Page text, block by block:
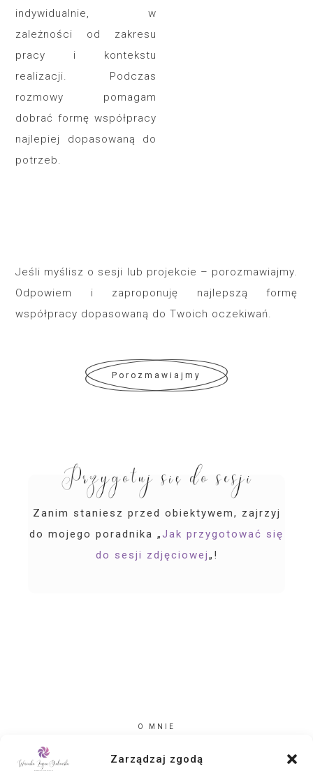
Zarządzaj zgodą
indywidualnie, w
zależności od zakresu
pracy i kontekstu
realizacji. Podczas
rozmowy pomagam
dobrać formę współpracy
najlepiej dopasowaną do
potrzeb.
Jeśli myślisz o sesji lub projekcie – porozmawiajmy.
Odpowiem i zaproponuję najlepszą formę
współpracy dopasowaną do Twoich oczekiwań.
Porozmawiajmy
Zanim staniesz przed obiektywem, zajrzyj
do mojego poradnika „Jak przygotować się
do sesji zdjęciowej„!
O MNIE
KULISY SESJI